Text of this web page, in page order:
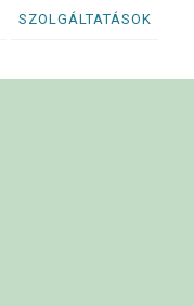
SZOLGÁLTATÁSOK